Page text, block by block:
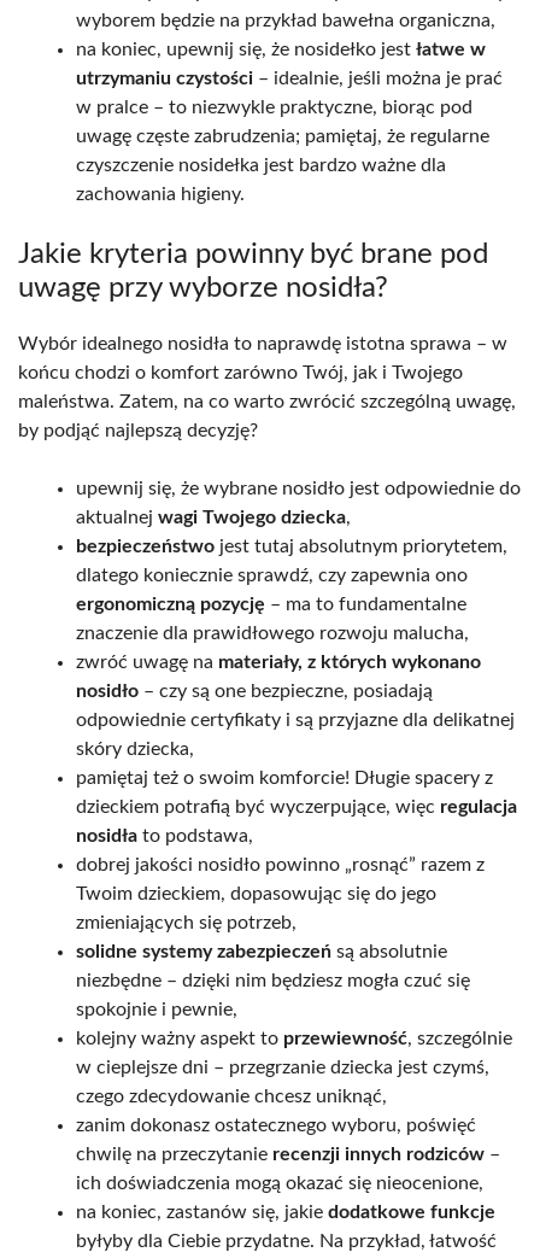
wyborem będzie na przykład bawełna organiczna,
na koniec, upewnij się, że nosidełko jest łatwe w
utrzymaniu czystości – idealnie, jeśli można je prać
w pralce – to niezwykle praktyczne, biorąc pod
uwagę częste zabrudzenia; pamiętaj, że regularne
czyszczenie nosidełka jest bardzo ważne dla
zachowania higieny.
Jakie kryteria powinny być brane pod
uwagę przy wyborze nosidła?
Wybór idealnego nosidła to naprawdę istotna sprawa – w
końcu chodzi o komfort zarówno Twój, jak i Twojego
maleństwa. Zatem, na co warto zwrócić szczególną uwagę,
by podjąć najlepszą decyzję?
upewnij się, że wybrane nosidło jest odpowiednie do
aktualnej wagi Twojego dziecka,
bezpieczeństwo jest tutaj absolutnym priorytetem,
dlatego koniecznie sprawdź, czy zapewnia ono
ergonomiczną pozycję – ma to fundamentalne
znaczenie dla prawidłowego rozwoju malucha,
zwróć uwagę na materiały, z których wykonano
nosidło – czy są one bezpieczne, posiadają
odpowiednie certyfikaty i są przyjazne dla delikatnej
skóry dziecka,
pamiętaj też o swoim komforcie! Długie spacery z
dzieckiem potrafią być wyczerpujące, więc regulacja
nosidła to podstawa,
dobrej jakości nosidło powinno „rosnąć” razem z
Twoim dzieckiem, dopasowując się do jego
zmieniających się potrzeb,
solidne systemy zabezpieczeń są absolutnie
niezbędne – dzięki nim będziesz mogła czuć się
spokojnie i pewnie,
kolejny ważny aspekt to przewiewność, szczególnie
w cieplejsze dni – przegrzanie dziecka jest czymś,
czego zdecydowanie chcesz uniknąć,
zanim dokonasz ostatecznego wyboru, poświęć
chwilę na przeczytanie recenzji innych rodziców –
ich doświadczenia mogą okazać się nieocenione,
na koniec, zastanów się, jakie dodatkowe funkcje
byłyby dla Ciebie przydatne. Na przykład, łatwość